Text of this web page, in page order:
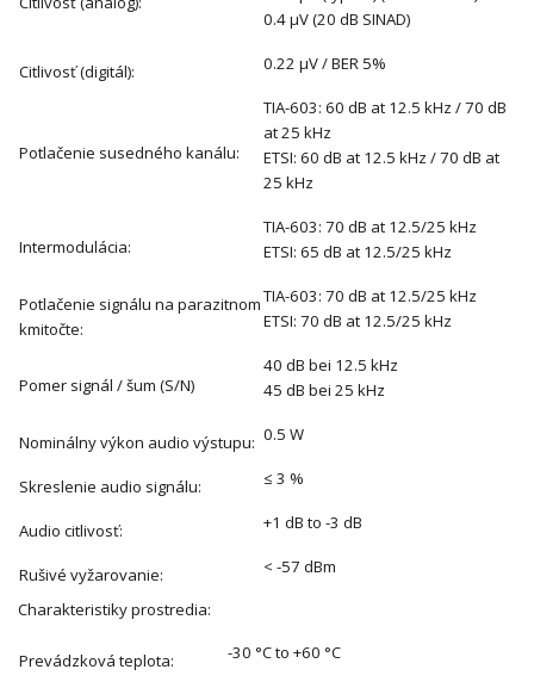
0.4 μV (20 dB SINAD)
Citlivosť (digitál): 0.22 μV / BER 5%
Potlačenie susedného kanálu:
TIA-603: 60 dB at 12.5 kHz / 70 dB
at 25 kHz
ETSI: 60 dB at 12.5 kHz / 70 dB at
25 kHz
Intermodulácia:
TIA-603: 70 dB at 12.5/25 kHz
ETSI: 65 dB at 12.5/25 kHz
Potlačenie signálu na parazitnom
kmitočte:
TIA-603: 70 dB at 12.5/25 kHz
ETSI: 70 dB at 12.5/25 kHz
Pomer signál / šum (S/N)
40 dB bei 12.5 kHz
45 dB bei 25 kHz
Nominálny výkon audio výstupu: 0.5 W
Skreslenie audio signálu: ≤ 3 %
Audio citlivosť: +1 dB to -3 dB
Rušivé vyžarovanie:
< -57 dBm
Charakteristiky prostredia:
Prevádzková teplota: -30 °C to +60 °C